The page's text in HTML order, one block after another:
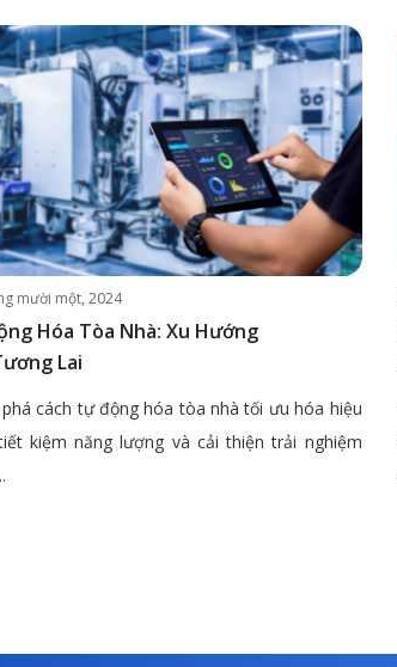
mười một, 2024
Hóa Tòa Nhà: Xu Hướng
Lai
cách tự động hóa tòa nhà tối ưu hóa hiệu
kiệm năng lượng và cải thiện trải nghiệm